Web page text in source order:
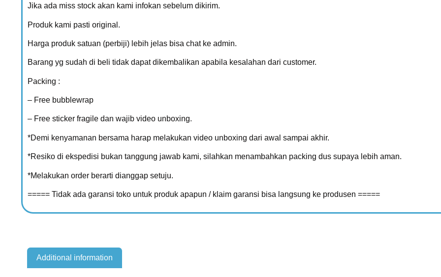
Jika ada miss stock akan kami infokan sebelum dikirim.
Produk kami pasti original.
Harga produk satuan (perbiji) lebih jelas bisa chat ke admin.
Barang yg sudah di beli tidak dapat dikembalikan apabila kesalahan dari customer.
Packing :
– Free bubblewrap
– Free sticker fragile dan wajib video unboxing.
*Demi kenyamanan bersama harap melakukan video unboxing dari awal sampai akhir.
*Resiko di ekspedisi bukan tanggung jawab kami, silahkan menambahkan packing dus supaya lebih aman.
*Melakukan order berarti dianggap setuju.
===== Tidak ada garansi toko untuk produk apapun / klaim garansi bisa langsung ke produsen =====
Additional information